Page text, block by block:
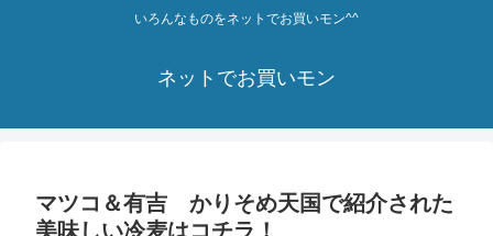
いろんなものをネットでお買いモン^^
ネットでお買いモン
マツコ＆有吉 かりそめ天国で紹介された
美味しい冷麦はコチラ！